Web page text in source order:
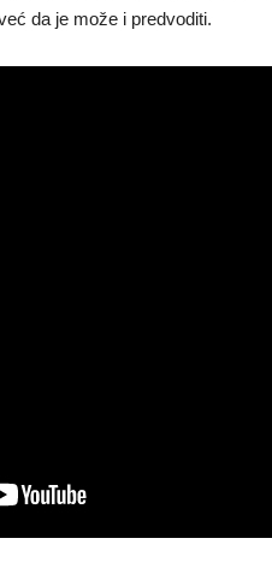
da je može i predvoditi.